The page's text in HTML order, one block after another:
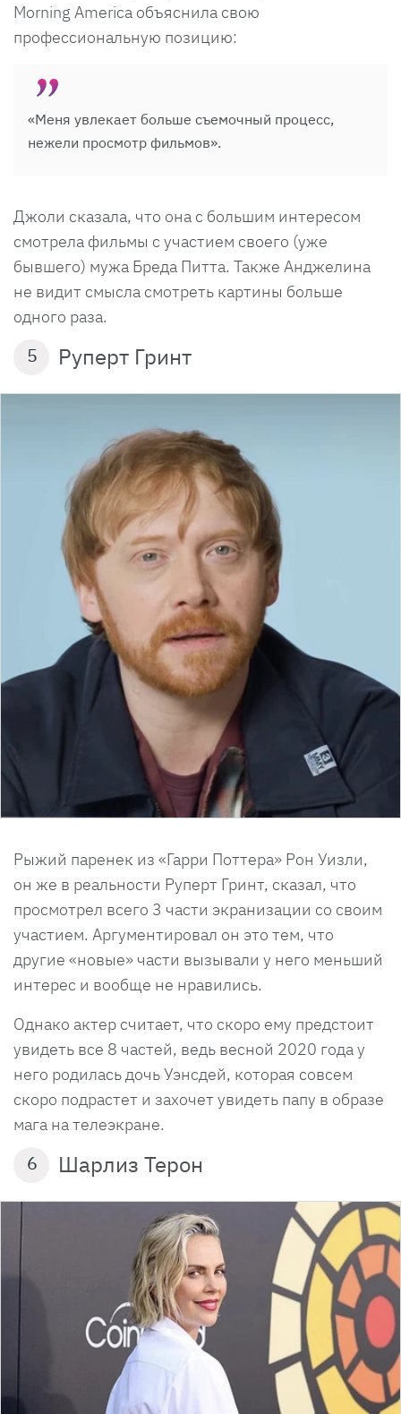
Morning America объяснила свою
профессиональную позицию:
«Меня увлекает больше съемочный процесс,
нежели просмотр фильмов».
Джоли сказала, что она с большим интересом
смотрела фильмы с участием своего (уже
бывшего) мужа Бреда Питта. Также Анджелина
не видит смысла смотреть картины больше
одного раза.
5 Руперт Гринт
Рыжий паренек из «Гарри Поттера» Рон Уизли,
он же в реальности Руперт Гринт, сказал, что
просмотрел всего 3 части экранизации со своим
участием. Аргументировал он это тем, что
другие «новые» части вызывали у него меньший
интерес и вообще не нравились.
Однако актер считает, что скоро ему предстоит
увидеть все 8 частей, ведь весной 2020 года у
него родилась дочь Уэнсдей, которая совсем
скоро подрастет и захочет увидеть папу в образе
мага на телеэкране.
6 Шарлиз Терон